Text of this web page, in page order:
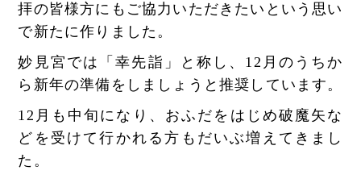
拝の皆様方にもご協力いただきたいという思い
で新たに作りました。
妙見宮では「幸先詣」と称し、12月のうちか
ら新年の準備をしましょうと推奨しています。
12月も中旬になり、おふだをはじめ破魔矢な
どを受けて行かれる方もだいぶ増えてきまし
た。